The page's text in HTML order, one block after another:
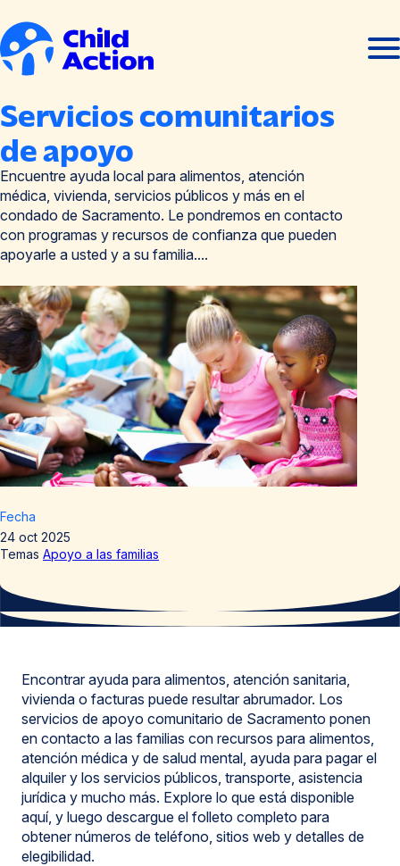
Abrir
Servicios comunitarios
de apoyo
Encuentre ayuda local para alimentos, atención
médica, vivienda, servicios públicos y más en el
condado de Sacramento. Le pondremos en contacto
con programas y recursos de confianza que pueden
apoyarle a usted y a su familia....
Fecha
24 oct 2025
Temas Apoyo a las familias
Encontrar ayuda para alimentos, atención sanitaria,
vivienda o facturas puede resultar abrumador. Los
servicios de apoyo comunitario de Sacramento ponen
en contacto a las familias con recursos para alimentos,
atención médica y de salud mental, ayuda para pagar el
alquiler y los servicios públicos, transporte, asistencia
jurídica y mucho más. Explore lo que está disponible
aquí, y luego descargue el folleto completo para
obtener números de teléfono, sitios web y detalles de
elegibilidad.